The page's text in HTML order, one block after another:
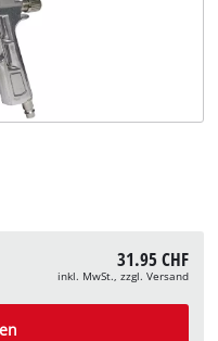
31.95 CHF
inkl. MwSt., zzgl. Versand